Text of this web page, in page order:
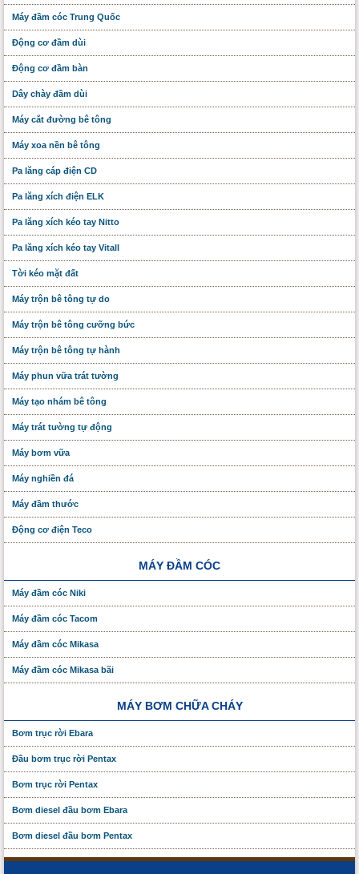
Máy đầm cóc Trung Quốc
Động cơ đầm dùi
Động cơ đầm bàn
Dây chày đầm dùi
Máy cắt đường bê tông
Máy xoa nền bê tông
Pa lăng cáp điện CD
Pa lăng xích điện ELK
Pa lăng xích kéo tay Nitto
Pa lăng xích kéo tay Vitall
Tời kéo mặt đất
Máy trộn bê tông tự do
Máy trộn bê tông cưỡng bức
Máy trộn bê tông tự hành
Máy phun vữa trát tường
Máy tạo nhám bê tông
Máy trát tường tự động
Máy bơm vữa
Máy nghiền đá
Máy đầm thước
Động cơ điện Teco
MÁY ĐẦM CÓC
Máy đầm cóc Niki
Máy đầm cóc Tacom
Máy đầm cóc Mikasa
Máy đầm cóc Mikasa bãi
MÁY BƠM CHỮA CHÁY
Bơm trục rời Ebara
Đầu bơm trục rời Pentax
Bơm trục rời Pentax
Bơm diesel đầu bơm Ebara
Bơm diesel đầu bơm Pentax